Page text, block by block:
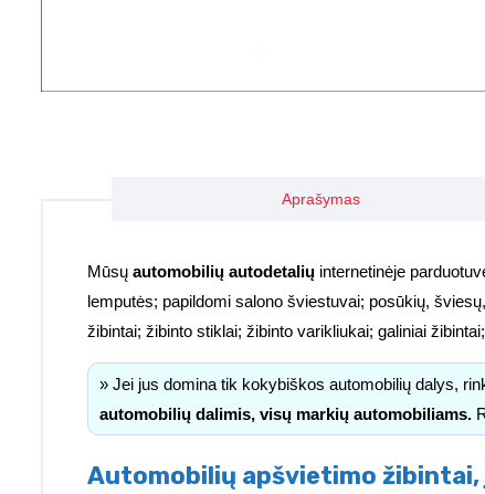
Aprašymas
Mūsų automobilių autodetalių internetinėje
lemputės; papildomi salono šviestuvai; posūkių,
žibintai; žibinto stiklai; žibinto varikliukai; galiniai
» Jei jus domina tik kokybiškos automobilių dalys,
automobilių dalimis, visų markių automobiliams.
Automobilių apšvietimo žibintai,